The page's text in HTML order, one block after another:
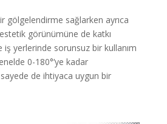
gölgelendirme sağlarken ayrıca
estetik görünümüne de katkı
iş yerlerinde sorunsuz bir kullanım
0-180°’ye kadar
de ihtiyaca uygun bir